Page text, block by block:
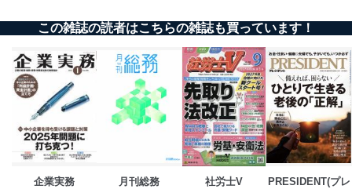
応じた新商品・サービスに関する
広告のため
2
当社にお問合わせ
いただいた方の個
人情報
お問い合わせ対応、トラブル対
処、オペレーター教育など応対品
質向上のため
3
当社カスタマーQ＆
カスタマーQ＆Aサイトの投稿内容
の確認のため
ｅメール等によるカスタマーQ＆A
サイトのサービス内容のご案内の
ｅメール等による商品、サービ
この雑誌の読者はこちらの雑誌も買っています！
企業実務 月刊総務 社労士V
PRESIDENT(プレ